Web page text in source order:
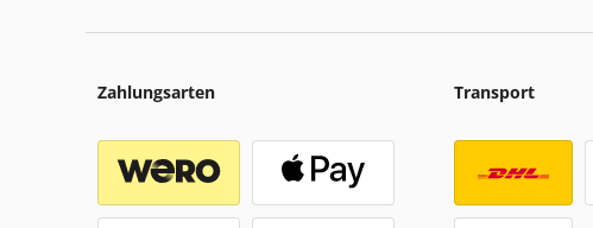
Zahlungsarten Transport